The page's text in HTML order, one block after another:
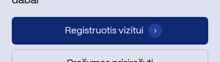
Registruotis vizitui